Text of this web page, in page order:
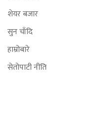
शेयर बजार
सुन चाँदि
हाम्रोबारे
सेतोपाटी नीति